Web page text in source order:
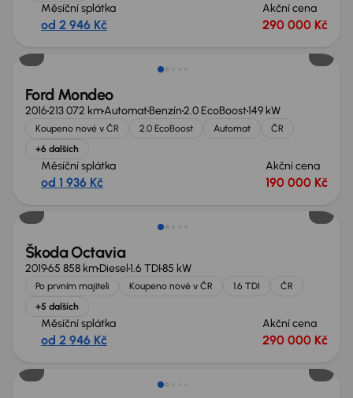
Měsíční splátka
od 2 946 Kč
Akční cena
290 000 Kč
Ford Mondeo
2016213 072 kmAutomatBenzín2.0 EcoBoost149 kW
Koupeno nové v ČR 2.0 EcoBoost Automat
ČR
+6 dalších
Měsíční splátka
od 1 936 Kč
Akční cena
190 000 Kč
Možnost odpočtu DPH
Škoda Octavia
201965 858 kmDiesel1.6 TDI85 kW
Po prvním majiteli Koupeno nové v ČR 1.6 TDI
ČR
+5 dalších
Měsíční splátka
od 2 946 Kč
Akční cena
290 000 Kč